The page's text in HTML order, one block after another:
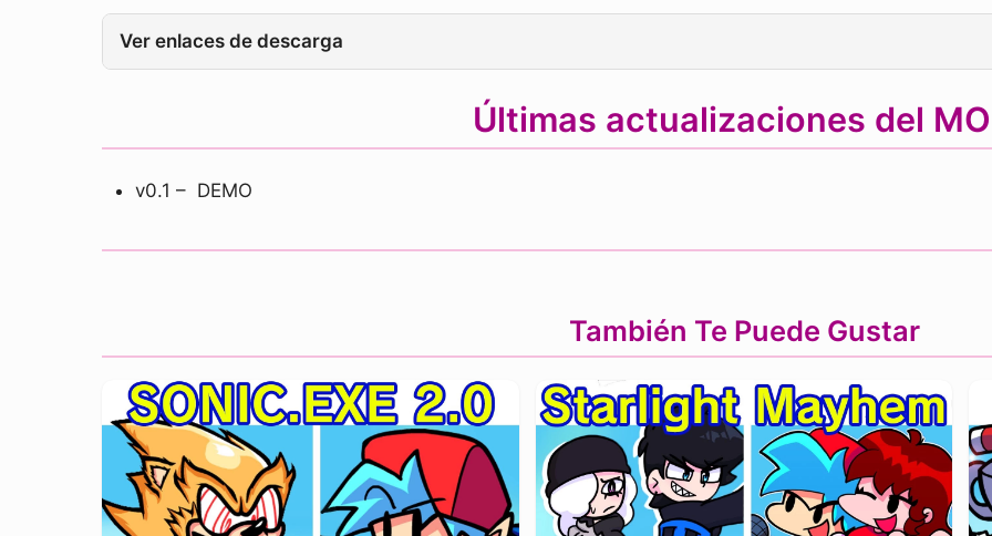
Ver enlaces de descarga
Últimas actualizaciones del
v0.1 – DEMO
También Te Puede Gustar